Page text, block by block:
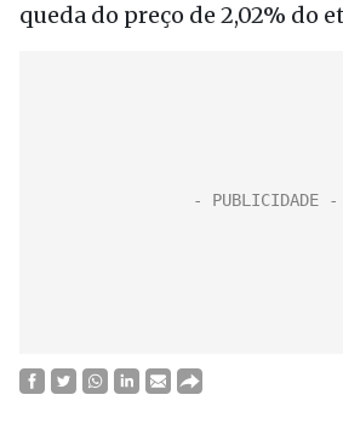
queda do preço de 2,02% do